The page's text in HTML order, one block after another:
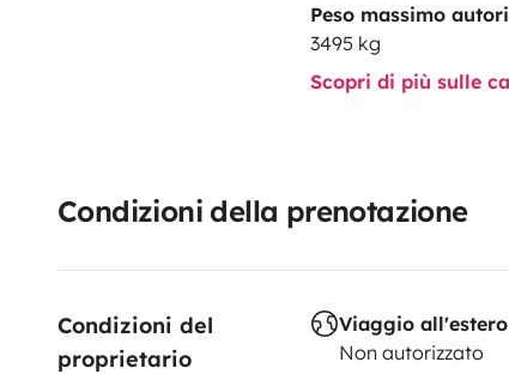
Peso massimo
3495 kg
Scopri di più sulle
Condizioni della prenotazione
Condizioni del
proprietario
Viaggio all'estero
Non autorizzato